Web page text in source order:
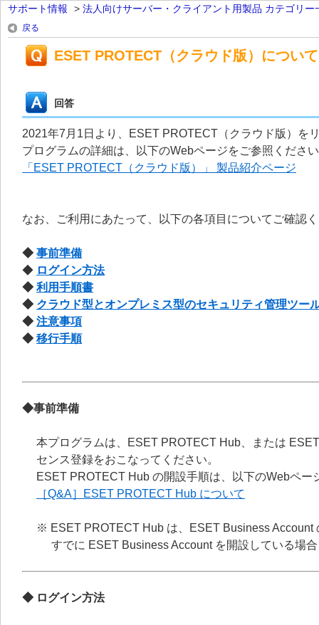
サポート情報 > 法人向けサーバー・クライアント用製品 カテゴリー
戻る
ESET PROTECT（クラウド版）について
回答
2021年7月1日より、ESET PROTECT（クラウド版）を
プログラムの詳細は、以下のWebページをご参照くださ
「ESET PROTECT（クラウド版）」 製品紹介ページ
なお、ご利用にあたって、以下の各項目についてご確認
◆ 事前準備
◆ ログイン方法
◆ 利用手順書
◆ クラウド型とオンプレミス型のセキュリティ管理ツー
◆ 注意事項
◆ 移行手順
◆事前準備
本プログラムは、ESET PROTECT Hub、または
センス登録をおこなってください。
ESET PROTECT Hub の開設手順は、以下のWebペー
［Q&A］ESET PROTECT Hub について
※ ESET PROTECT Hub は、ESET Business
すでに ESET Business Account を開設している場
◆ ログイン方法